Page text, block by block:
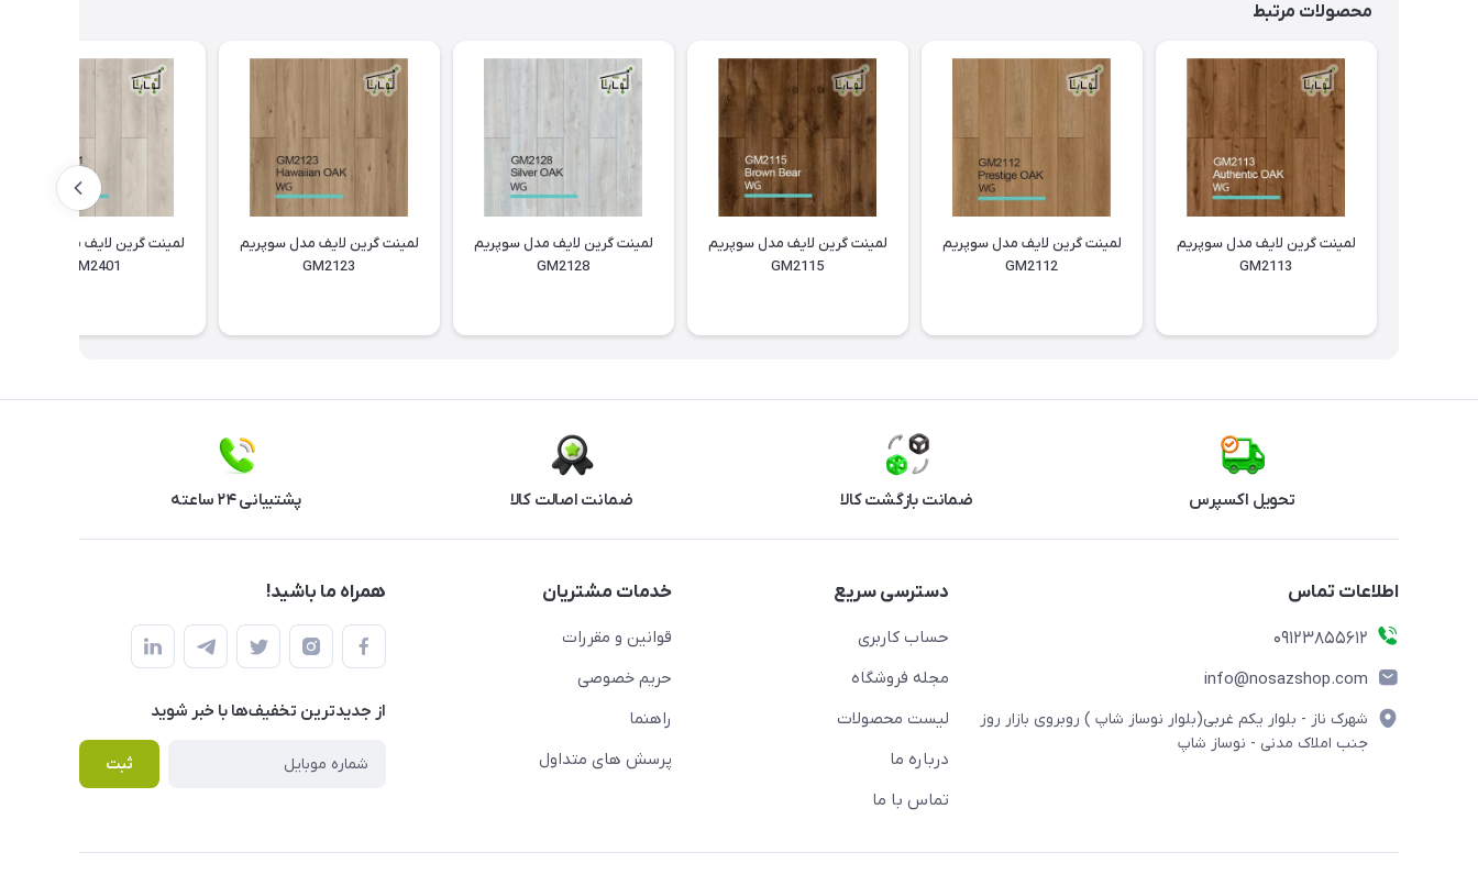
محصولات مرتبط
لمینت گرین لایف مدل سوپریم
GM2113
لمینت گرین لایف مدل سوپریم
GM2112
لمینت گرین لایف مدل سوپریم
GM2115
لمینت گرین لایف مدل سوپریم
GM2128
لمینت گرین لایف مدل سوپریم
GM2123
لمینت گرین لایف مدل سوپریم
GM2401
تحویل اکسپرس ضمانت بازگشت کالا ضمانت اصالت کالا پشتیبانی ۲۴ ساعته
اطلاعات تماس
09123855612
info@nosazshop.com
شهرک ناز - بلوار یکم غربی(بلوار نوساز شاپ ) روبروی بازار روز
جنب املاک مدنی - نوساز شاپ
دسترسی سریع
حساب کاربری
مجله فروشگاه
لیست محصولات
درباره ما
تماس با ما
خدمات مشتریان
قوانین و مقررات
حریم خصوصی
راهنما
پرسش های متداول
همراه ما باشید!
از جدید‌ترین تخفیف‌ها با‌ خبر شوید
ثبت